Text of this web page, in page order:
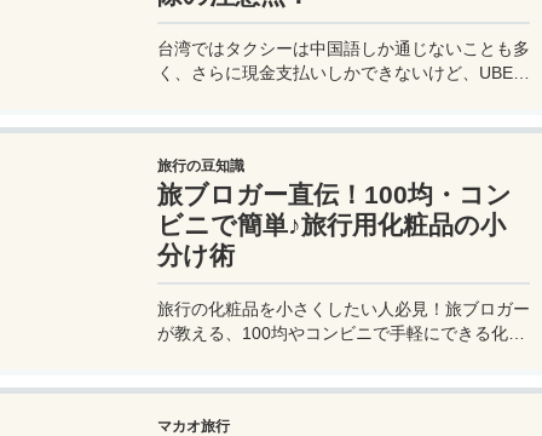
台湾ではタクシーは中国語しか通じないことも多
く、さらに現金支払いしかできないけど、UBER
舞われることもあるので注意が必要だ。
旅行の豆知識
旅ブロガー直伝！100均・コン
ビニで簡単♪旅行用化粧品の小
分け術
旅行の化粧品を小さくしたい人必見！旅ブロガー
が教える、100均やコンビニで手軽にできる化粧
マカオ旅行